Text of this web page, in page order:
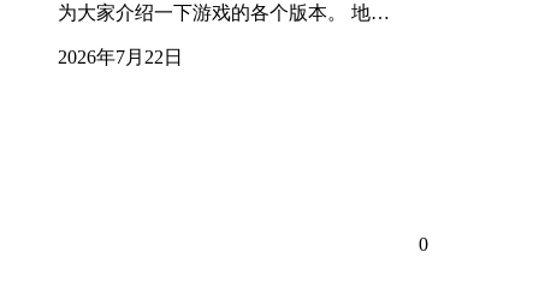
为大家介绍一下游戏的各个版本。 地…
2026年7月22日
0